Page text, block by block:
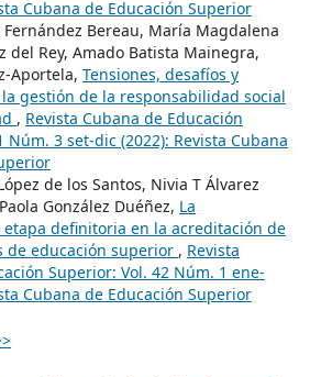
Cubana de Educación Superior
Fernández Bereau, María Magdalena
del Rey, Amado Batista Mainegra,
Aportela, Tensiones, desafíos y
gestión de la responsabilidad social
, Revista Cubana de Educación
Núm. 3 set-dic (2022): Revista Cubana
de los Santos, Nivia T Álvarez
González Duéñez, La
definitoria en la acreditación de
de educación superior , Revista
Superior: Vol. 42 Núm. 1 ene-
Cubana de Educación Superior